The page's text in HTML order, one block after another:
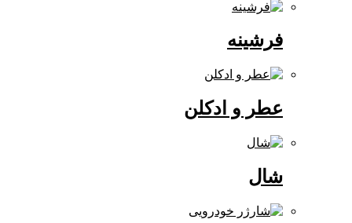
عطر و ادکلن